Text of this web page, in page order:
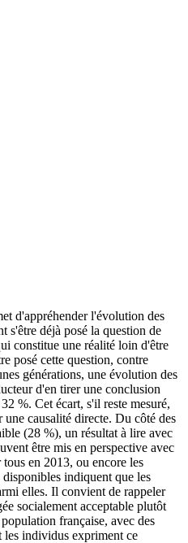
d'appréhender l'évolution des
s'être déjà posé la question de
constitue une réalité loin d'être
posé cette question, contre
générations, une évolution des
d'en tirer une conclusion
%. Cet écart, s'il reste mesuré,
causalité directe. Du côté des
(28 %), un résultat à lire avec
être mis en perspective avec
en 2013, ou encore les
indiquent que les
elles. Il convient de rappeler
socialement acceptable plutôt
française, avec des
les individus expriment ce